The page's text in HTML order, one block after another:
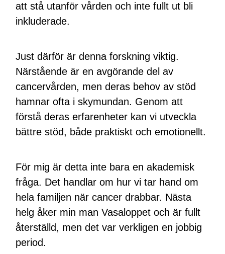
att stå utanför vården och inte fullt ut bli
inkluderade.
Just därför är denna forskning viktig.
Närstående är en avgörande del av
cancervården, men deras behov av stöd
hamnar ofta i skymundan. Genom att
förstå deras erfarenheter kan vi utveckla
bättre stöd, både praktiskt och emotionellt.
För mig är detta inte bara en akademisk
fråga. Det handlar om hur vi tar hand om
hela familjen när cancer drabbar. Nästa
helg åker min man Vasaloppet och är fullt
återställd, men det var verkligen en jobbig
period.